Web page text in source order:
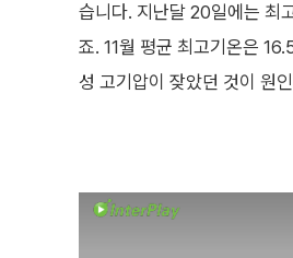
습니다. 지난달 20일에는 최
죠. 11월 평균 최고기온은
성 고기압이 잦았던 것이 원